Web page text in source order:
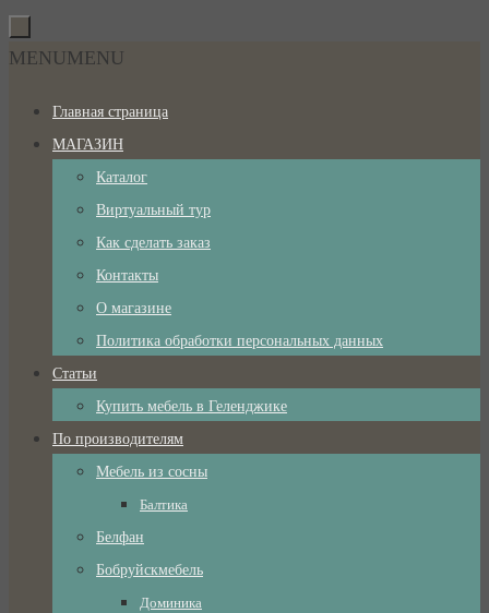
Перейти
к
Перейти
содержимому
MENUMENU
Главная страница
МАГАЗИН
Каталог
Виртуальный тур
Как сделать заказ
Контакты
О магазине
Политика обработки персональных данных
Статьи
Купить мебель в Геленджике
По производителям
Мебель из сосны
Балтика
Белфан
Бобруйскмебель
Доминика